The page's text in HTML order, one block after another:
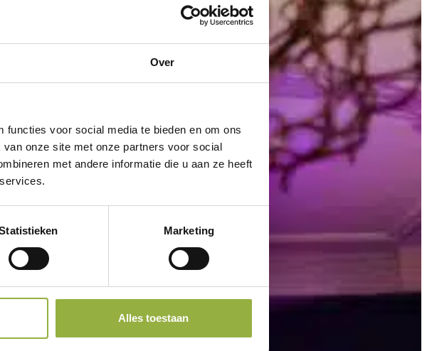
Over
voor social media te bieden en om ons
onze site met onze partners voor social
met andere informatie die u aan ze heeft
Marketing
Alles toestaan